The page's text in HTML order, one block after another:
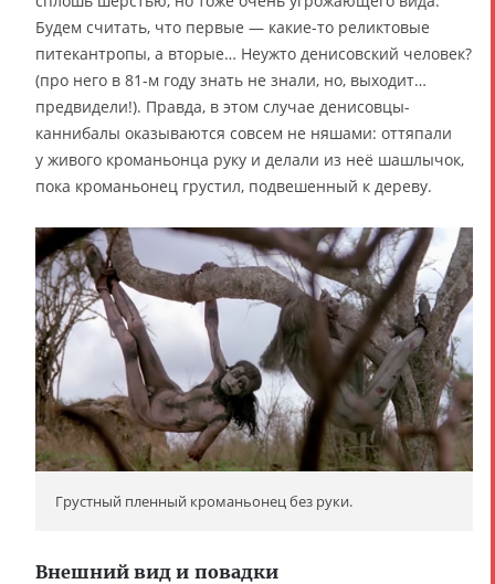
Будем считать, что первые — какие-то реликтовые
питекантропы, а вторые… Неужто денисовский человек?
(про него в 81-м году знать не знали, но, выходит…
предвидели!). Правда, в этом случае денисовцы-
каннибалы оказываются совсем не няшами: оттяпали
у живого кроманьонца руку и делали из неё шашлычок,
пока кроманьонец грустил, подвешенный к дереву.
Грустный пленный кроманьонец без руки.
Внешний вид и повадки